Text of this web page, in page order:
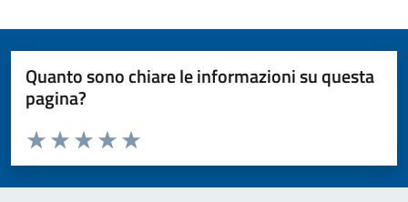
Quanto sono chiare le informazioni su questa
pagina?
Valuta da 1 a 5 stelle la pagina
Valuta 5 stelle su 5
Valuta 4 stelle su 5
Valuta 3 stelle su 5
Valuta 2 stelle su 5
Valuta 1 stelle su 5